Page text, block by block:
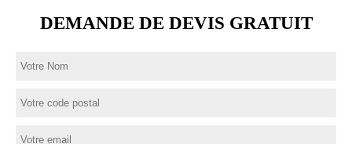
DEMANDE DE DEVIS GRATUIT